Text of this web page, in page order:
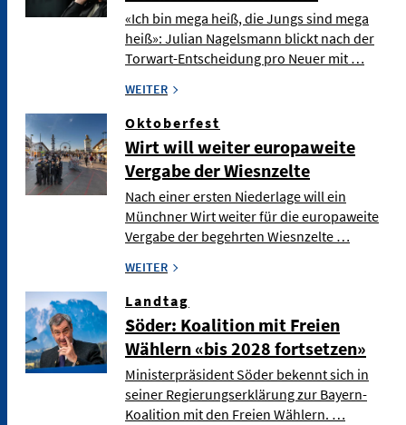
«Ich bin mega heiß, die Jungs sind mega
heiß»: Julian Nagelsmann blickt nach der
Torwart-Entscheidung pro Neuer mit …
WEITER
Oktoberfest
Wirt will weiter europaweite
Vergabe der Wiesnzelte
Nach einer ersten Niederlage will ein
Münchner Wirt weiter für die europaweite
Vergabe der begehrten Wiesnzelte …
WEITER
Landtag
Söder: Koalition mit Freien
Wählern «bis 2028 fortsetzen»
Ministerpräsident Söder bekennt sich in
seiner Regierungserklärung zur Bayern-
Koalition mit den Freien Wählern. …